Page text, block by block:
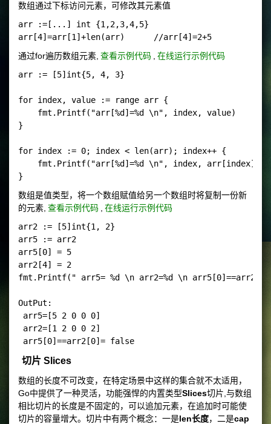
数组通过下标访问元素，可修改其元素值
arr :=[...] int {1,2,3,4,5}
通过for遍历数组元素, 查看示例代码
在线运行示例代码
arr := [5]int{5, 4, 3}
for index, value := range arr {
    fmt.Printf("arr[%d]=%d \n", index, value)
}
for index := 0; index < len(arr); index++ {
    fmt.Printf("arr[%d]=%d \n", index, arr[index])
数组是值类型，将一个数组赋值给另一个数组时将复制一份新
的元素, 查看示例代码
在线运行示例代码
arr2 := [5]int{1, 2}
arr5 := arr2
arr5[0] = 5
arr2[4] = 2
fmt.Printf(" arr5= %d \n arr2=%d \n
OutPut:
arr5=[5 2 0 0 0]
arr2=[1 2 0 0 2]
切片 Slices
数组的长度不可改变，在特定场景中这样的集合就不太适用，
Go中提供了一种灵活，功能强悍的内置类型Slices切片,与数组
相比切片的长度是不固定的，可以追加元素，在追加时可能使
切片的容量增大。切片中有两个概念：一是len长度，二是cap